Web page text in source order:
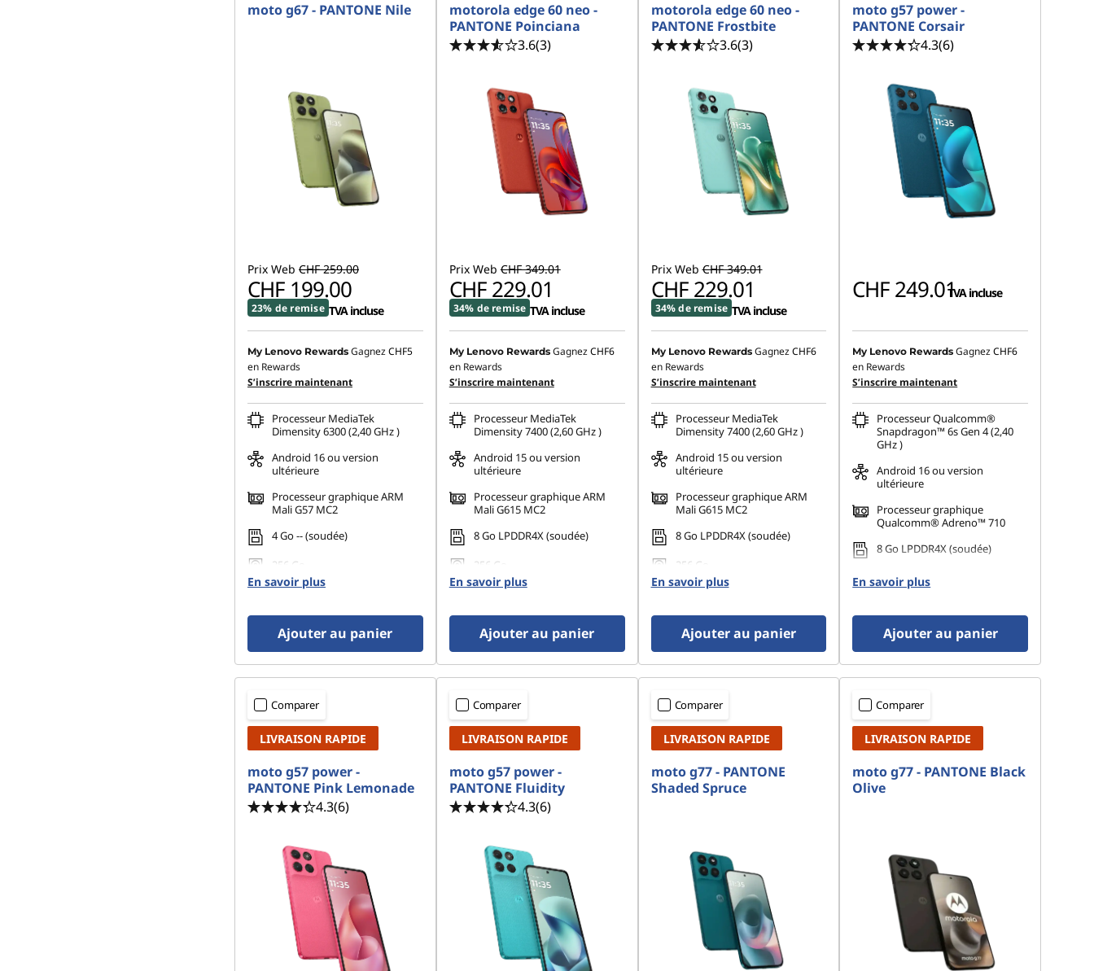
moto g67 - PANTONE Nile
Prix Web CHF 259.00
CHF 199.00
23% de remise TVA incluse
My Lenovo Rewards GagnezCHF5
en Rewards
S’inscrire maintenant
Processeur MediaTek
Dimensity 6300 (2,40 GHz )
Android 16 ou version
ultérieure
Processeur graphique ARM
Mali G57 MC2
4 Go -- (soudée)
256 Go
En savoir plus
Ajouter au panier
motorola edge 60 neo -
PANTONE Poinciana
3.6(3)
Prix Web CHF 349.01
CHF 229.01
34% de remise TVA incluse
My Lenovo Rewards GagnezCHF6
en Rewards
S’inscrire maintenant
Processeur MediaTek
Dimensity 7400 (2,60 GHz )
Android 15 ou version
ultérieure
Processeur graphique ARM
Mali G615 MC2
8 Go LPDDR4X (soudée)
256 Go
En savoir plus
Ajouter au panier
motorola edge 60 neo -
PANTONE Frostbite
3.6(3)
Prix Web CHF 349.01
CHF 229.01
34% de remise TVA incluse
My Lenovo Rewards GagnezCHF6
en Rewards
S’inscrire maintenant
Processeur MediaTek
Dimensity 7400 (2,60 GHz )
Android 15 ou version
ultérieure
Processeur graphique ARM
Mali G615 MC2
8 Go LPDDR4X (soudée)
256 Go
En savoir plus
Ajouter au panier
moto g57 power -
PANTONE Corsair
4.3(6)
CHF 249.01TVA incluse
My Lenovo Rewards GagnezCHF6
en Rewards
S’inscrire maintenant
Processeur Qualcomm®
Snapdragon™ 6s Gen 4 (2,40
GHz )
Android 16 ou version
ultérieure
Processeur graphique
Qualcomm® Adreno™ 710
8 Go LPDDR4X (soudée)
256 Go
En savoir plus
Ajouter au panier
Comparer
LIVRAISON RAPIDE
moto g57 power -
PANTONE Pink Lemonade
4.3(6)
Comparer
LIVRAISON RAPIDE
moto g57 power -
PANTONE Fluidity
4.3(6)
Comparer
LIVRAISON RAPIDE
moto g77 - PANTONE
Shaded Spruce
Comparer
LIVRAISON RAPIDE
moto g77 - PANTONE Black
Olive